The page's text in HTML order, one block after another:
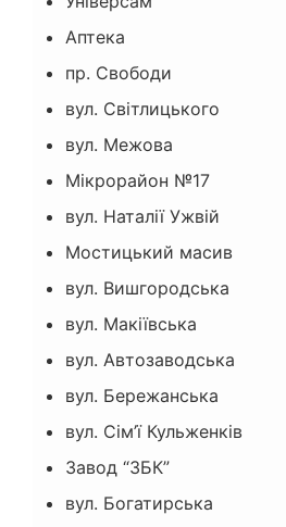
Аптека
пр. Свободи
вул. Світлицького
вул. Межова
Мікрорайон №17
вул. Наталії Ужвій
Мостицький масив
вул. Вишгородська
вул. Макіївська
вул. Автозаводська
вул. Бережанська
вул. Сім’ї Кульженків
Завод “ЗБК”
вул. Богатирська